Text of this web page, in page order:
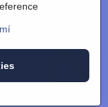
Stav objednávky